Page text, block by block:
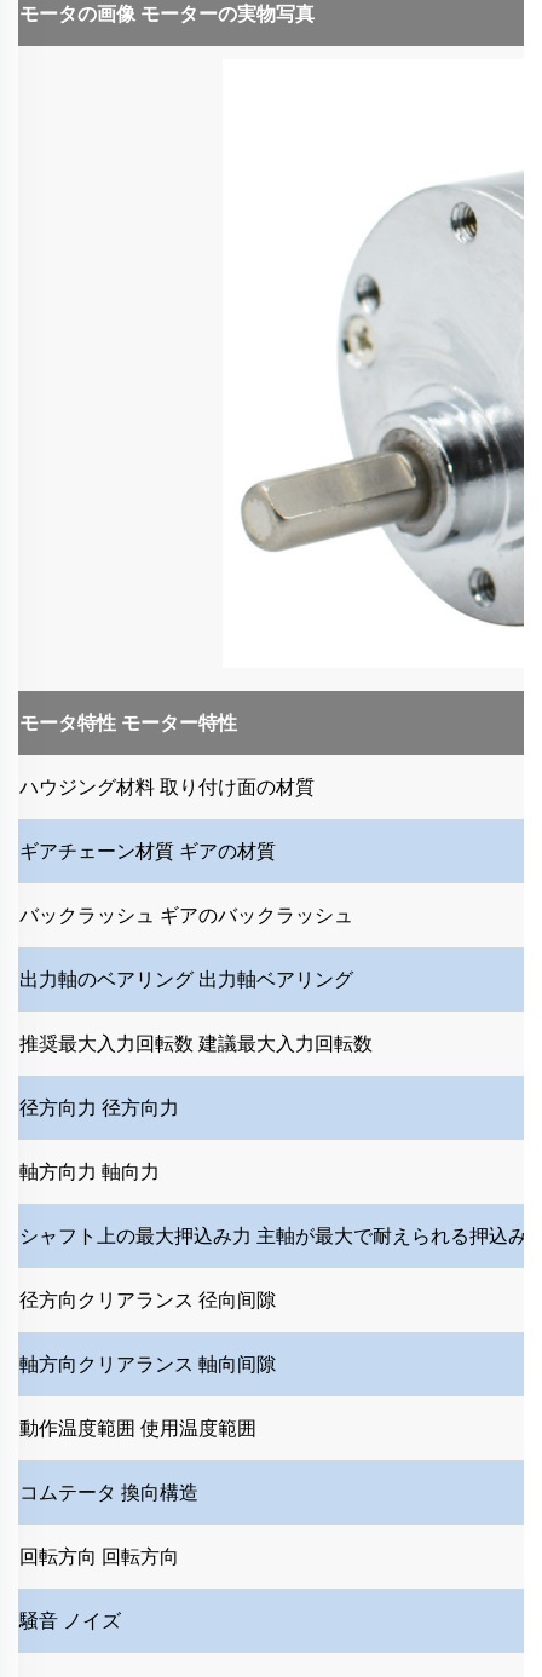
モータの画像 モーターの実物写真
モータ特性 モーター特性
ハウジング材料 取り付け面の材質
ギアチェーン材質 ギアの材質
バックラッシュ ギアのバックラッシュ
出力軸のベアリング 出力軸ベアリング
推奨最大入力回転数 建議最大入力回転数
径方向力 径方向力
軸方向力 軸向力
シャフト上の最大押込み力 主軸が最大で耐えられる押込み
径方向クリアランス 径向间隙
軸方向クリアランス 軸向间隙
動作温度範囲 使用温度範囲
コムテータ 換向構造
回転方向 回転方向
騒音 ノイズ